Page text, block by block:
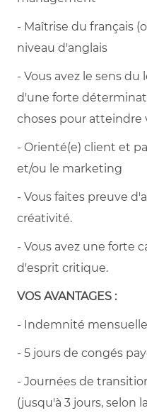
- Maîtrise du français
niveau d'anglais
- Vous avez le sens
d'une forte
choses pour atteindre
- Orienté(e) client et
et/ou le marketing
- Vous faites preuve
créativité.
- Vous avez une forte
d'esprit critique.
VOS AVANTAGES :
- Indemnité mensuelle
- 5 jours de congés
- Journées de
(jusqu'à 3 jours, selon